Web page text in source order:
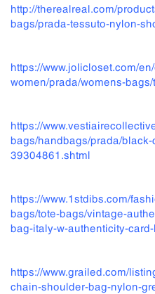
http://therealreal.com/
bags/prada-tessuto-nylon-
https://www.jolicloset.com/
women/prada/womens-
https://
bags/handbags/prada/
39304861.shtml
https://www.1stdibs.com/
bags/tote-bags/vintage-
bag-italy-w-authenticity-
https://www.grailed.com/
chain-shoulder-bag-nylon-